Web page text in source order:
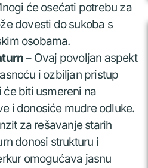
će osećati potrebu za
dovesti do sukoba s
osobama.
– Ovaj povoljan aspekt
i ozbiljan pristup
biti usmereni na
i donosiće mudre odluke.
za rešavanje starih
donosi strukturu i
omogućava jasnu